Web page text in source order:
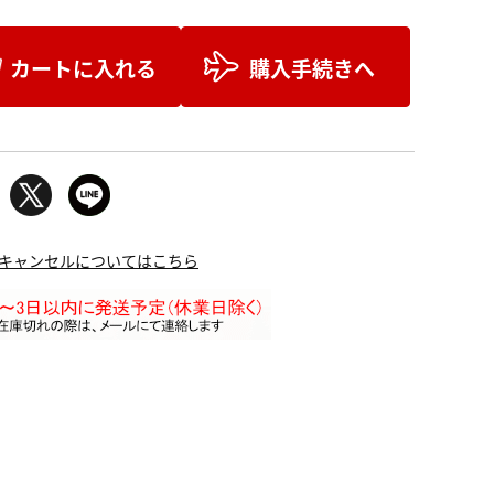
カートに入れる 購入手続きへ
ャンセルについてはこちら